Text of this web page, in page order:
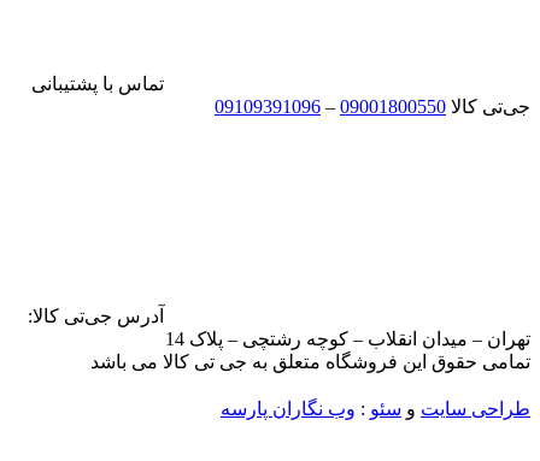
تماس با پشتیبانی
جی‌تی کالا 09001800550
–
09109391096
آدرس جی‌تی کالا:
تهران – میدان انقلاب – کوچه رشتچی – پلاک 14
تمامی حقوق این فروشگاه متعلق به جی تی کالا می باشد
طراحی سایت و سئو : وب نگاران پارسه